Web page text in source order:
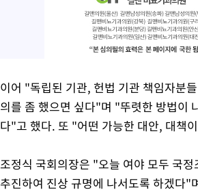
이어 "독립된 기관, 헌법 기관 책임자분
의를 좀 했으면 싶다"며 "뚜렷한 방법이
다"고 했다. 또 "어떤 가능한 대안, 대책
조정식 국회의장은 "오늘 여야 모두 국
추진하여 진상 규명에 나서도록 하겠다